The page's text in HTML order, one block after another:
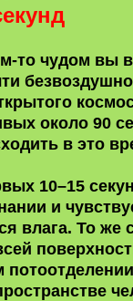
то чудом вы
около 90
в это
10–15
и
влага. То же